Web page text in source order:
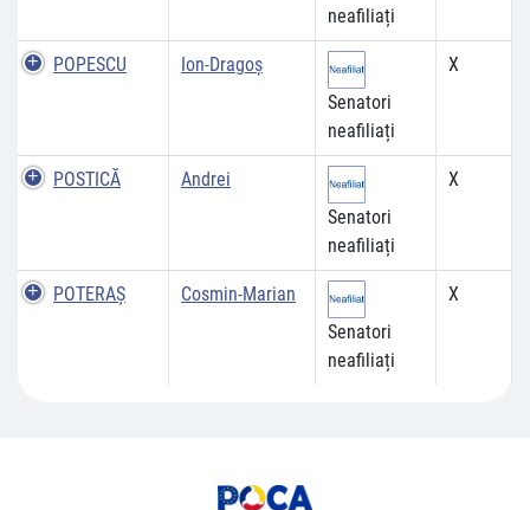
neafiliați
POPESCU
Ion-Dragoș
Senatori
neafiliați
X
POSTICĂ
Andrei
Senatori
neafiliați
X
POTERAŞ
Cosmin-Marian
Senatori
neafiliați
X